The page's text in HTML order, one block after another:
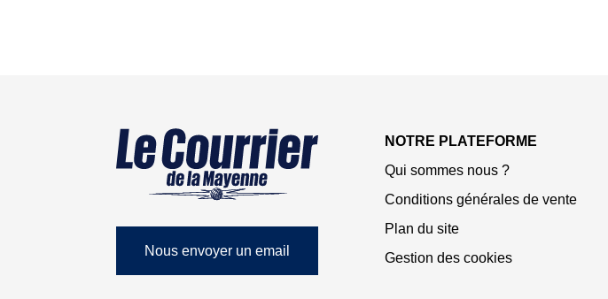
Nous envoyer un email
NOTRE PLATEFORME
Qui sommes nous ?
Conditions générales de vente
Plan du site
Gestion des cookies